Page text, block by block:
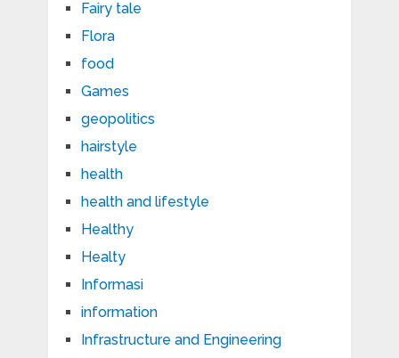
Fairy tale
Flora
food
Games
geopolitics
hairstyle
health
health and lifestyle
Healthy
Healty
Informasi
information
Infrastructure and Engineering